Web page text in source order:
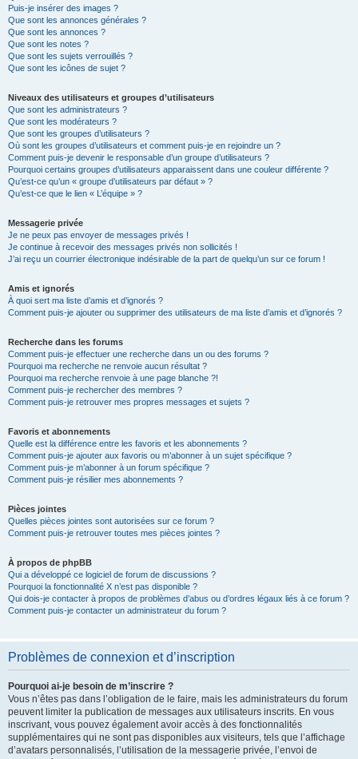
Puis-je insérer des images ?
Que sont les annonces générales ?
Que sont les annonces ?
Que sont les notes ?
Que sont les sujets verrouillés ?
Que sont les icônes de sujet ?
Niveaux des utilisateurs et groupes d’utilisateurs
Que sont les administrateurs ?
Que sont les modérateurs ?
Que sont les groupes d’utilisateurs ?
Où sont les groupes d’utilisateurs et comment puis-je en rejoindre un ?
Comment puis-je devenir le responsable d’un groupe d’utilisateurs ?
Pourquoi certains groupes d’utilisateurs apparaissent dans une couleur différente ?
Qu’est-ce qu’un « groupe d’utilisateurs par défaut » ?
Qu’est-ce que le lien « L’équipe » ?
Messagerie privée
Je ne peux pas envoyer de messages privés !
Je continue à recevoir des messages privés non sollicités !
J’ai reçu un courrier électronique indésirable de la part de quelqu’un sur ce forum !
Amis et ignorés
À quoi sert ma liste d’amis et d’ignorés ?
Comment puis-je ajouter ou supprimer des utilisateurs de ma liste d’amis et d’ignorés ?
Recherche dans les forums
Comment puis-je effectuer une recherche dans un ou des forums ?
Pourquoi ma recherche ne renvoie aucun résultat ?
Pourquoi ma recherche renvoie à une page blanche ?!
Comment puis-je rechercher des membres ?
Comment puis-je retrouver mes propres messages et sujets ?
Favoris et abonnements
Quelle est la différence entre les favoris et les abonnements ?
Comment puis-je ajouter aux favoris ou m’abonner à un sujet spécifique ?
Comment puis-je m’abonner à un forum spécifique ?
Comment puis-je résilier mes abonnements ?
Pièces jointes
Quelles pièces jointes sont autorisées sur ce forum ?
Comment puis-je retrouver toutes mes pièces jointes ?
À propos de phpBB
Qui a développé ce logiciel de forum de discussions ?
Pourquoi la fonctionnalité X n’est pas disponible ?
Qui dois-je contacter à propos de problèmes d’abus ou d’ordres légaux liés à ce forum ?
Comment puis-je contacter un administrateur du forum ?
Problèmes de connexion et d’inscription
Pourquoi ai-je besoin de m’inscrire ?
Vous n’êtes pas dans l’obligation de le faire, mais les administrateurs du forum
peuvent limiter la publication de messages aux utilisateurs inscrits. En vous
inscrivant, vous pouvez également avoir accès à des fonctionnalités
supplémentaires qui ne sont pas disponibles aux visiteurs, tels que l’affichage
d’avatars personnalisés, l’utilisation de la messagerie privée, l’envoi de